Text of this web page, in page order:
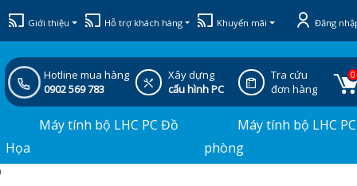
Giới thiệu Hỗ trợ khách hàng Khuyến mãi Đăng
Hotline mua hàng
0902 569 783
Xây dựng
cấu hình PC
Tra cứu
đơn hàng
0
Máy tính bộ LHC PC Đồ
Họa
Máy tính bộ LHC
phòng